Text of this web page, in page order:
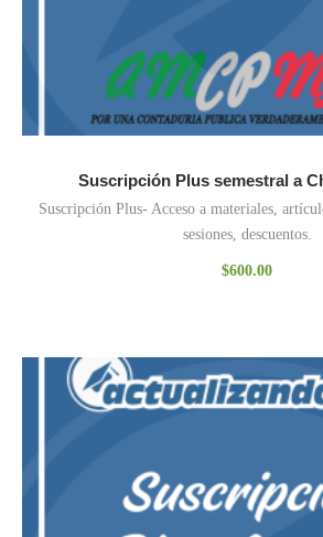
Suscripción Plus semestral a
Suscripción Plus- Acceso a materiales,
sesiones, descuentos.
$600.00